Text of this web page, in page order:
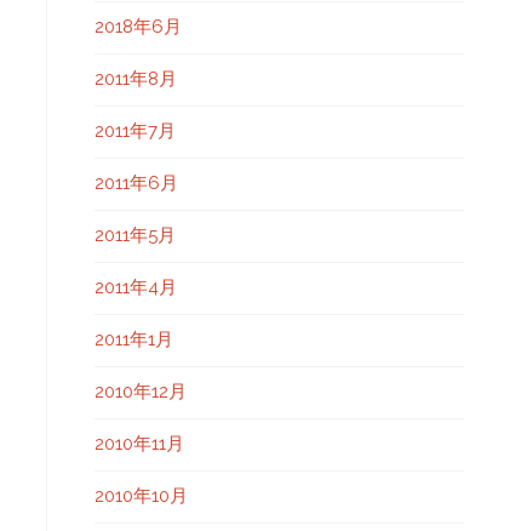
2018年6月
2011年8月
2011年7月
2011年6月
2011年5月
2011年4月
2011年1月
2010年12月
2010年11月
2010年10月